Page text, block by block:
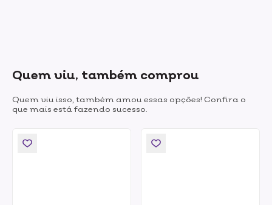
Quem viu, também comprou
Quem viu isso, também amou essas opções! Confira o
que mais está fazendo sucesso.